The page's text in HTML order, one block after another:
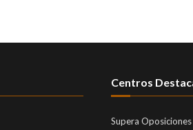
Centros
Supera Oposiciones